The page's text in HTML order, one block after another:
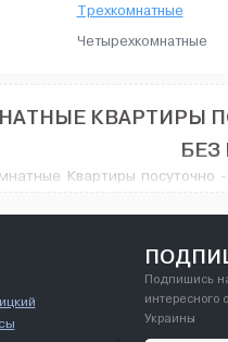
Трехкомнатные
Четырехкомнатные
КВАРТИРЫ
Квартиры
количество
Подпишись
интересного
Украины